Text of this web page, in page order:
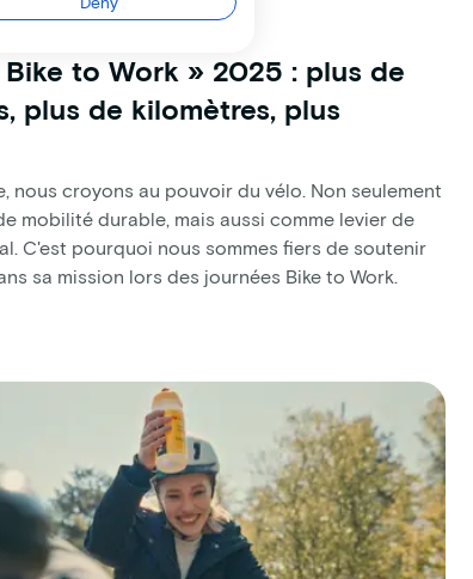
to Work » 2025 : plus de
plus de kilomètres, plus
nous croyons au pouvoir du vélo. Non seulement
mobilité durable, mais aussi comme levier de
C'est pourquoi nous sommes fiers de soutenir
sa mission lors des journées Bike to Work.